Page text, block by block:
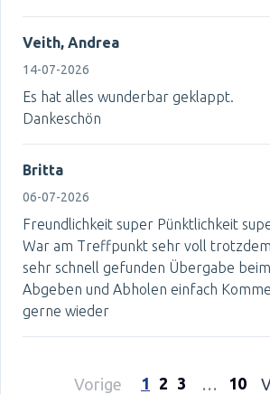
Veith, Andrea
14-07-2026
Es hat alles wunderbar geklappt.
Dankeschön
Britta
06-07-2026
Freundlichkeit super Pünktlichkeit
War am Treffpunkt sehr voll trotzdem
sehr schnell gefunden Übergabe beim
Abgeben und Abholen einfach Komme
gerne wieder
Vorige 1 2 3 … 10